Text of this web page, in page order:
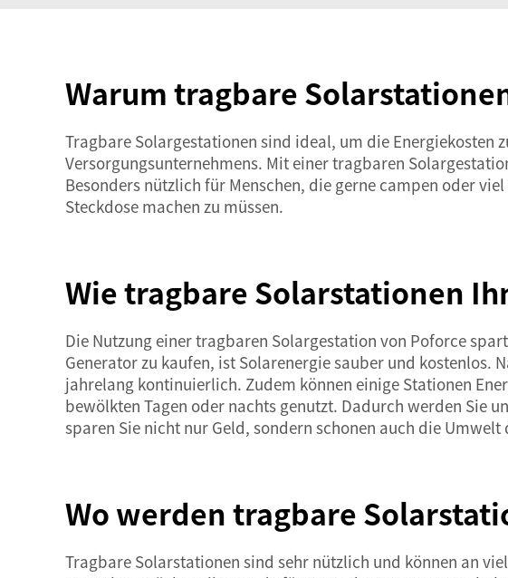
Warum tragbare
Tragbare Solargestationen sind ideal, um die Energiekosten
Versorgungsunternehmens. Mit einer tragbaren
Besonders nützlich für Menschen, die gerne campen oder
Steckdose machen zu müssen.
Wie tragbare Solarstationen
Die Nutzung einer tragbaren Solargestation von Poforce
Generator zu kaufen, ist Solarenergie sauber und kostenlos.
jahrelang kontinuierlich. Zudem können einige Stationen
bewölkten Tagen oder nachts genutzt. Dadurch werden Sie
sparen Sie nicht nur Geld, sondern schonen auch die
Wo werden tragbare
Tragbare Solarstationen sind sehr nützlich und können an